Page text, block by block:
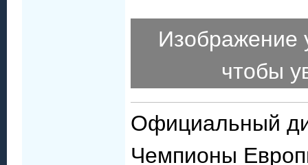
чтобы
Официальный
Чемпионы